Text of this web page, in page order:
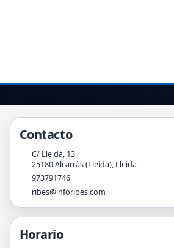
Contacto
C/ Lleida, 13
25180Alcarràs (Lleida), Lleida
973791746
ribes@inforibes.com
Horario